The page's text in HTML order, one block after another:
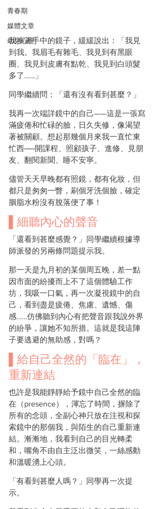
青春期
媒體文章
幼兒心理
我捧著手中的鏡子，緩緩說出：「我見
到我。我眉毛有雜毛、我見到有黑眼
圈、我見到皮膚有點乾、我見到白頭髮
多了……」
同學繼續問：「還有沒有看到甚麼？」
我再一次端詳鏡中的自己——這是一張寫
滿疲倦和忙碌的臉，日久失修，像渴望
著被關顧。想起那幾個月來我一直忙東
忙西──開課程、照顧孩子、進修、見朋
友、翻閱新聞、睡不安寧。
儘管天天早晚都有照鏡，都有化妝，但
都只是匆匆一瞥，刷個牙洗個臉，確定
胭脂水粉沒有脫落便了事！
▌細聽內心的聲音
「還看到甚麼感覺？」同學繼續根據導
師派發的另兩條問題提示我。
那一天是九月初的某個周五晚，差一點
因市面的紛擾而上不了這個體驗工作
坊，我吸一口氣，再一次凝視鏡中的自
己，看到盡是疲倦、焦慮、遺憾、傷
感……仿佛聽到內心有把聲音跟我說外界
的紛爭，讓她不知所措。這就是我這陣
子要逃避的無助感，對嗎？
▌給自己全然的「臨在」，
重新連結
也許是我能靜靜給予鏡中自己全然的臨
在（presence），渾忘了時間，摒除了
所有的念頭，全副心神只放在注視和探
索鏡中的那個我，與陌生的自己重新連
結。漸漸地，我看到自己的目光轉柔
和，嘴角不由自主泛出微笑，一絲感動
和溫暖湧上心頭。
「有看到甚麼人嗎？」同學再一次提
示。